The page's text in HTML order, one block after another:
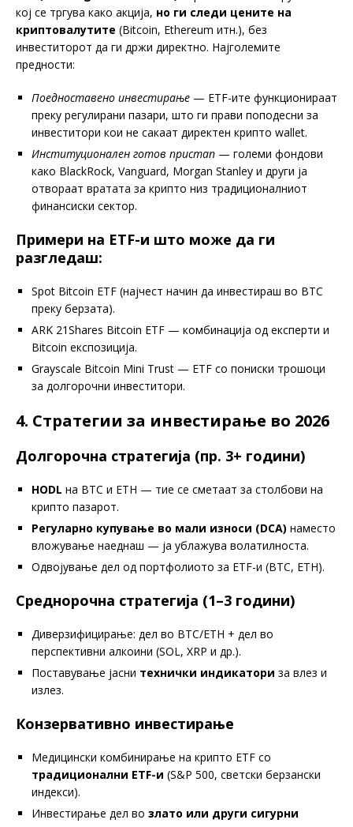
кој се тргува како акција, но ги следи цените на
криптовалутите (Bitcoin, Ethereum итн.), без
инвеститорот да ги држи директно. Најголемите
предности:
Поедноставено инвестирање — ETF-ите функционираат
преку регулирани пазари, што ги прави поподесни за
инвеститори кои не сакаат директен крипто wallet.
Институционален готов пристап — големи фондови
како BlackRock, Vanguard, Morgan Stanley и други ја
отвораат вратата за крипто низ традиционалниот
финансиски сектор.
Примери на ETF-и што може да ги
разгледаш:
Spot Bitcoin ETF (најчест начин да инвестираш во BTC
преку берзата).
ARK 21Shares Bitcoin ETF — комбинација од експерти и
Bitcoin експозиција.
Grayscale Bitcoin Mini Trust — ETF со пониски трошоци
за долгорочни инвеститори.
4. Стратегии за инвестирање во 2026
Долгорочна стратегија (пр. 3+ години)
HODL на BTC и ETH — тие се сметаат за столбови на
крипто пазарот.
Регуларно купување во мали износи (DCA) наместо
вложување наеднаш — ја ублажува волатилноста.
Одвојување дел од портфолиото за ETF-и (BTC, ETH).
Среднорочна стратегија (1–3 години)
Диверзифицирање: дел во BTC/ETH + дел во
перспективни алкоини (SOL, XRP и др.).
Поставување јасни технички индикатори за влез и
излез.
Конзервативно инвестирање
Медицински комбинирање на крипто ETF со
традиционални ETF-и (S&P 500, светски берзански
индекси).
Инвестирање дел во злато или други сигурни